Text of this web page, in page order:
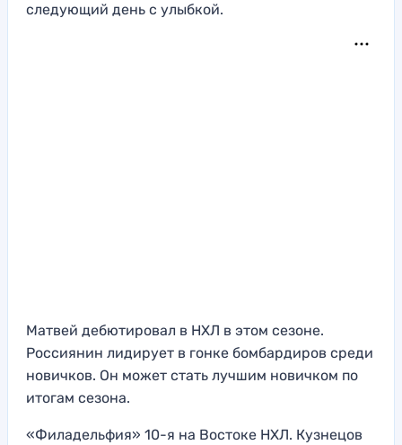
следующий день с улыбкой.
Матвей дебютировал в НХЛ в этом сезоне.
Россиянин лидирует в гонке бомбардиров среди
новичков. Он может стать лучшим новичком по
итогам сезона.
«Филадельфия» 10-я на Востоке НХЛ. Кузнецов